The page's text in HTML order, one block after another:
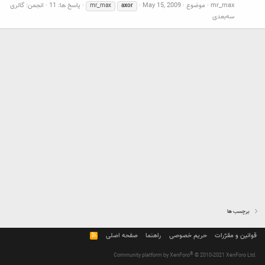
mr_max موضوع May 15, 2009
axor
mr_max پاسخ ها: 11 انجمن: گالری
سه‌بعدی
برچسب ها
قوانین و مقرّرات حریم خصوصی راهنما صفحه اصلی
R
S
Community platform by XenForo® © 2010-2021 XenForo Ltd.